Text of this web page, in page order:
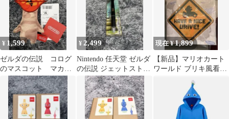
¥ 1,599
ゼルダの伝説 コログ
のマスコット マカマ
カ ぬいぐるみ キー
ホルダー
¥2,499
Nintendo 任天堂 ゼルダ
の伝説 ジェットストリ
ーム 多機能ペン 4＆1
現在 ¥1,899
【新品】マリオカート
ワールド ブリキ風看板
任天堂限定品